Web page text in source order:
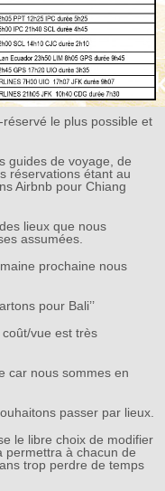
le plus possible et
guides de voyage, de
réservations étant au
Airbnb pour Chiang
lieux que nous
assumées.
prochaine nous
pour Bali’’
coût/vue est très
car nous sommes en
passer par lieux.
le libre choix de modifier
permettra à chacun de
trop perdre de temps